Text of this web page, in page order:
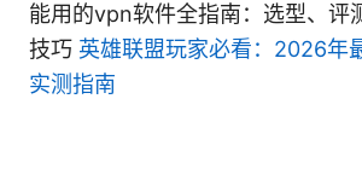
能用的vpn软件全指南：选型、评
技巧 英雄联盟玩家必看：2026年
实测指南